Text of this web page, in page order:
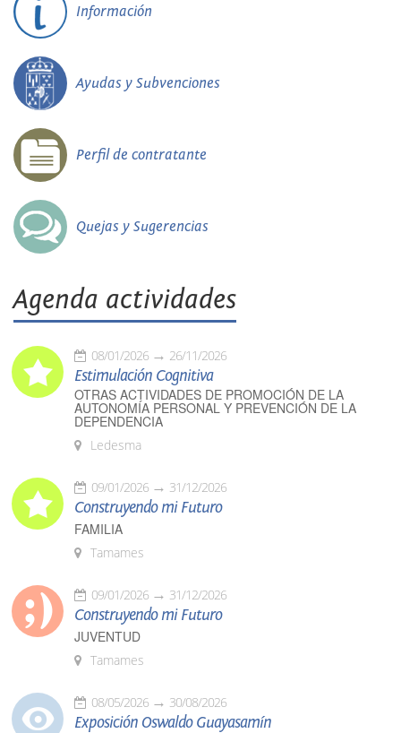
Información
Ayudas y Subvenciones
Perfil de contratante
Quejas y Sugerencias
Agenda actividades
08/01/2026 26/11/2026
Estimulación Cognitiva
OTRAS ACTIVIDADES DE PROMOCIÓN DE LA
AUTONOMÍA PERSONAL Y PREVENCIÓN DE LA
DEPENDENCIA
Ledesma
09/01/2026 31/12/2026
Construyendo mi Futuro
FAMILIA
Tamames
09/01/2026 31/12/2026
Construyendo mi Futuro
JUVENTUD
Tamames
08/05/2026 30/08/2026
Exposición Oswaldo Guayasamín